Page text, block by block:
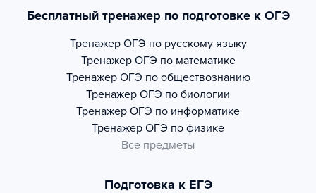
Бесплатный тренажер по подготовке к ОГЭ
Тренажер ОГЭ по русскому языку
Тренажер ОГЭ по математике
Тренажер ОГЭ по обществознанию
Тренажер ОГЭ по биологии
Тренажер ОГЭ по информатике
Тренажер ОГЭ по физике
Все предметы
Подготовка к ЕГЭ